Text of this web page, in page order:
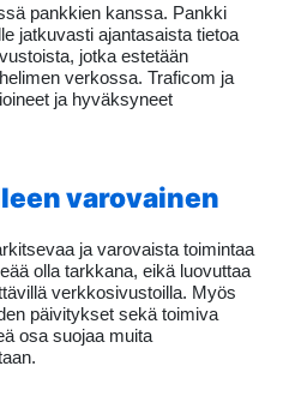
pankkien kanssa. Pankki
jatkuvasti ajantasaista tietoa
jotka estetään
verkossa. Traficom ja
ja hyväksyneet
varovainen
ja varovaista toimintaa
olla tarkkana, eikä luovuttaa
verkkosivustoilla. Myös
päivitykset sekä toimiva
osa suojaa muita